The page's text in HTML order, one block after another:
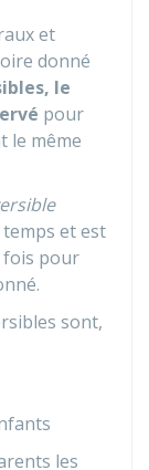
et
donné
le
pour
le même
et est
fois pour
sont,
les